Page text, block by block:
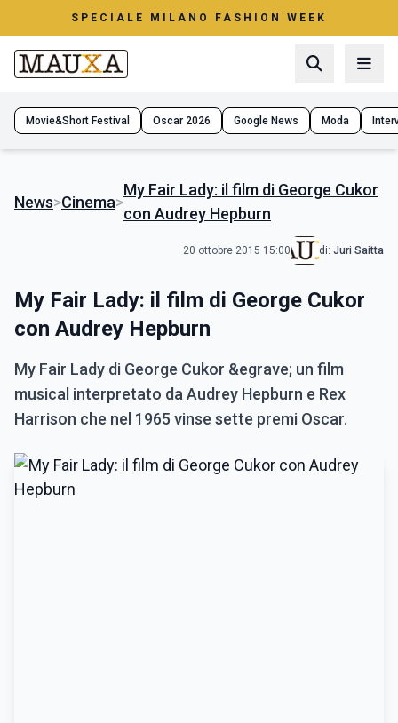
SPECIALE MILANO FASHION WEEK
Movie&Short Festival Oscar 2026 Google News Moda
News>Cinema>
My Fair Lady: il film di George Cukor
con Audrey Hepburn
20 ottobre 2015 15:00 di: Juri Saitta
My Fair Lady: il film di George Cukor
con Audrey Hepburn
My Fair Lady di George Cukor &egrave; un film
musical interpretato da Audrey Hepburn e Rex
Harrison che nel 1965 vinse sette premi Oscar.